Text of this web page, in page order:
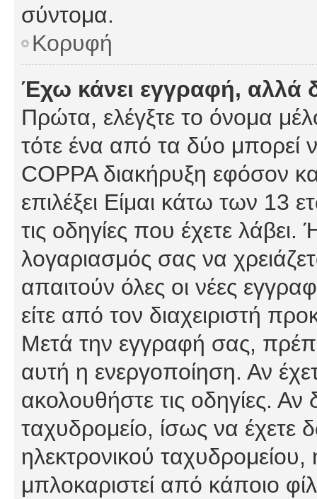
σύντομα.
Κορυφή
Έχω κάνει εγγραφή,
Πρώτα, ελέγξτε το όνομα
τότε ένα από τα δύο μπορεί
COPPA διακήρυξη εφόσον
επιλέξει Είμαι κάτω των 13
τις οδηγίες που έχετε λάβει.
λογαριασμός σας να
απαιτούν όλες οι νέες
είτε από τον διαχειριστή
Μετά την εγγραφή σας,
αυτή η ενεργοποίηση. Αν
ακολουθήστε τις οδηγίες. Αν
ταχυδρομείο, ίσως να έχετε
ηλεκτρονικού ταχυδρομείου,
μπλοκαριστεί από κάποιο